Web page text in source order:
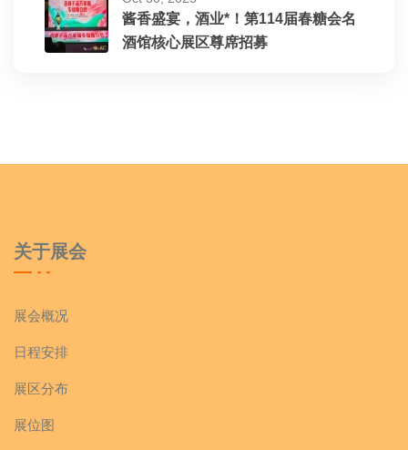
酱香盛宴，酒业*！第114届春糖会名
酒馆核心展区尊席招募
关于展会
展会概况
日程安排
展区分布
展位图